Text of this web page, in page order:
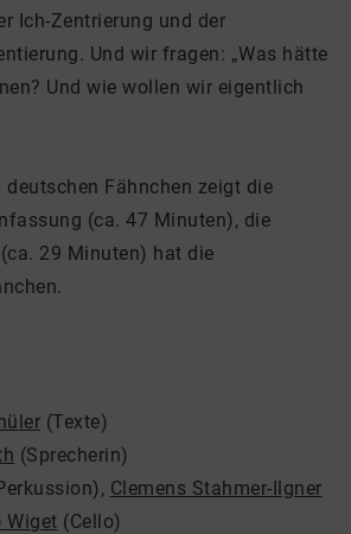
Ich-Zentrierung und der
Und wir fragen: „Was hätte
Und wie wollen wir eigentlich
deutschen Fähnchen zeigt die
(ca. 47 Minuten), die
29 Minuten) hat die
(Texte)
(Sprecherin)
, Clemens Stahmer-Ilgner
Wiget (Cello)